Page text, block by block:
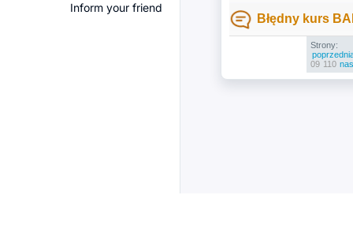
Inform your friend
Błędny kurs
Strony:
09 110